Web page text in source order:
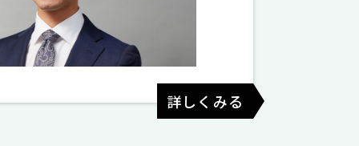
詳しくみる